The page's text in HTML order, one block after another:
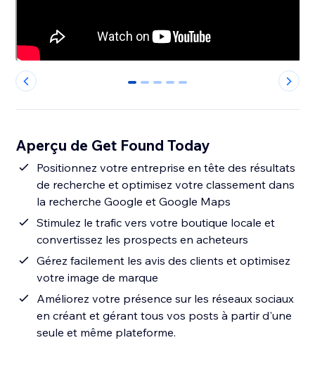
0 1 2 3 4
Aperçu de Get Found Today
Positionnez votre entreprise en tête des résultats
de recherche et optimisez votre classement dans
la recherche Google et Google Maps
Stimulez le trafic vers votre boutique locale et
convertissez les prospects en acheteurs
Gérez facilement les avis des clients et optimisez
votre image de marque
Améliorez votre présence sur les réseaux sociaux
en créant et gérant tous vos posts à partir d'une
seule et même plateforme.